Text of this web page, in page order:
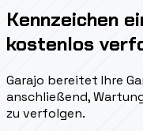
Kennzeichen
kostenlos
Garajo bereitet Ihre
anschließend,
zu verfolgen.